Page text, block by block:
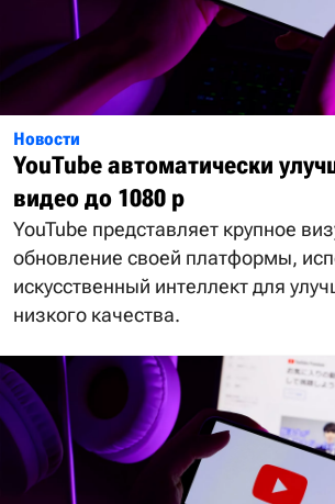
Новости
YouTube автоматически
видео до 1080 р
YouTube представляет крупное
обновление своей платформы,
искусственный интеллект для
низкого качества.